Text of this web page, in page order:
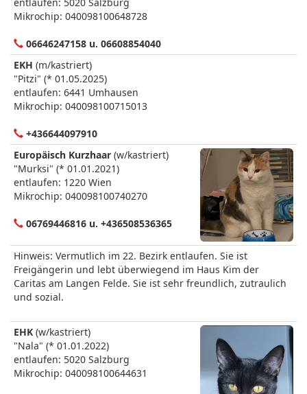
Mikrochip: 040098100648728
06646247158 u. 06608854040
EKH (m/kastriert)
"Pitzi" (* 01.05.2025)
entlaufen: 6441 Umhausen
Mikrochip: 040098100715013
+436644097910
Europäisch Kurzhaar (w/kastriert)
"Murksi" (* 01.01.2021)
entlaufen: 1220 Wien
Mikrochip: 040098100740270
06769446816 u. +436508536365
Hinweis: Vermutlich im 22. Bezirk entlaufen. Sie ist
Freigängerin und lebt überwiegend im Haus Kim der
Caritas am Langen Felde. Sie ist sehr freundlich, zutraulich
und sozial.
EHK (w/kastriert)
"Nala" (* 01.01.2022)
entlaufen: 5020 Salzburg
Mikrochip: 040098100644631